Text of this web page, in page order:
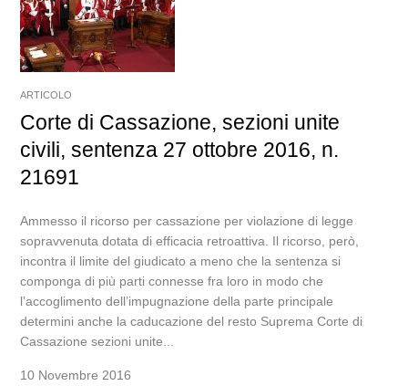
ARTICOLO
Corte di Cassazione, sezioni unite
civili, sentenza 27 ottobre 2016, n.
21691
Ammesso il ricorso per cassazione per violazione di legge
sopravvenuta dotata di efficacia retroattiva. Il ricorso, però,
incontra il limite del giudicato a meno che la sentenza si
componga di più parti connesse fra loro in modo che
l’accoglimento dell’impugnazione della parte principale
determini anche la caducazione del resto Suprema Corte di
Cassazione sezioni unite...
10 Novembre 2016